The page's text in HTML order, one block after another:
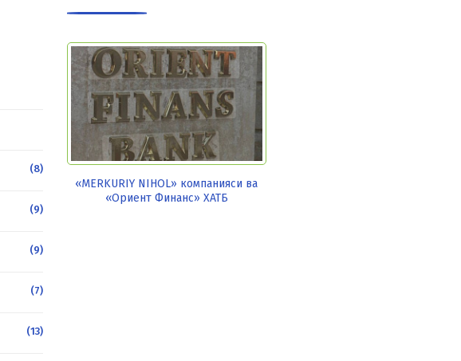
(8)
(9)
(9)
(7)
(13)
«MERKURIY NIHOL» компанияси ва
«Ориент Финанс» ХАТБ